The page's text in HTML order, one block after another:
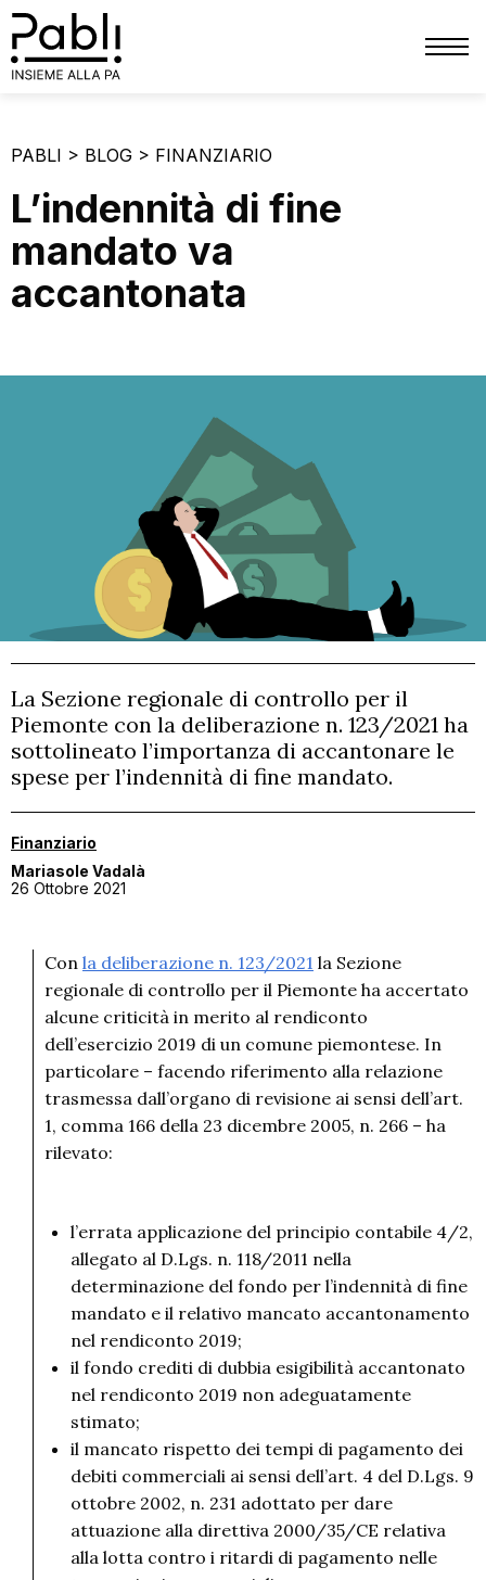
SERVIZI
TRIBUTI
PATRIMONIO
FINANZIARIO
MATERIALI GRATUITI
PABLI > BLOG > FINANZIARIO
L’indennità di fine
mandato va
accantonata
La Sezione regionale di controllo per il
Piemonte con la deliberazione n. 123/2021 ha
sottolineato l’importanza di accantonare le
spese per l’indennità di fine mandato.
Finanziario
Mariasole Vadalà
26 Ottobre 2021
Con la deliberazione n. 123/2021 la Sezione
regionale di controllo per il Piemonte ha accertato
alcune criticità in merito al rendiconto
dell’esercizio 2019 di un comune piemontese. In
particolare – facendo riferimento alla relazione
trasmessa dall’organo di revisione ai sensi dell’art.
1, comma 166 della 23 dicembre 2005, n. 266 – ha
rilevato:
l’errata applicazione del principio contabile 4/2,
allegato al D.Lgs. n. 118/2011 nella
determinazione del fondo per l’indennità di fine
mandato e il relativo mancato accantonamento
nel rendiconto 2019;
il fondo crediti di dubbia esigibilità accantonato
nel rendiconto 2019 non adeguatamente
stimato;
il mancato rispetto dei tempi di pagamento dei
debiti commerciali ai sensi dell’art. 4 del D.Lgs. 9
ottobre 2002, n. 231 adottato per dare
attuazione alla direttiva 2000/35/CE relativa
alla lotta contro i ritardi di pagamento nelle